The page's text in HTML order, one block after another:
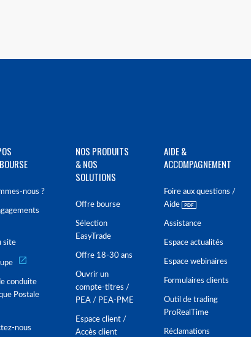
nous ?
site
conduite
Postale
nous
NOS PRODUITS
& NOS
SOLUTIONS
Offre bourse
Sélection
EasyTrade
Offre 18-30 ans
Ouvrir un
compte-titres /
PEA / PEA-PME
Espace client /
Accès client
AIDE &
ACCOMPAGNEMENT
Foire aux questions /
Aide
Assistance
Espace actualités
Espace webinaires
Formulaires clients
Outil de trading
ProRealTime
Réclamations